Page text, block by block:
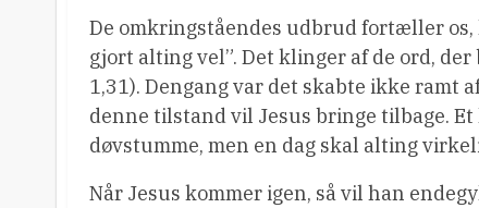
De omkringståendes udbrud fortæller os,
gjort alting vel”. Det klinger af de ord,
1,31). Dengang var det skabte ikke ramt
denne tilstand vil Jesus bringe tilbage.
døvstumme, men en dag skal alting
Når Jesus kommer igen, så vil han